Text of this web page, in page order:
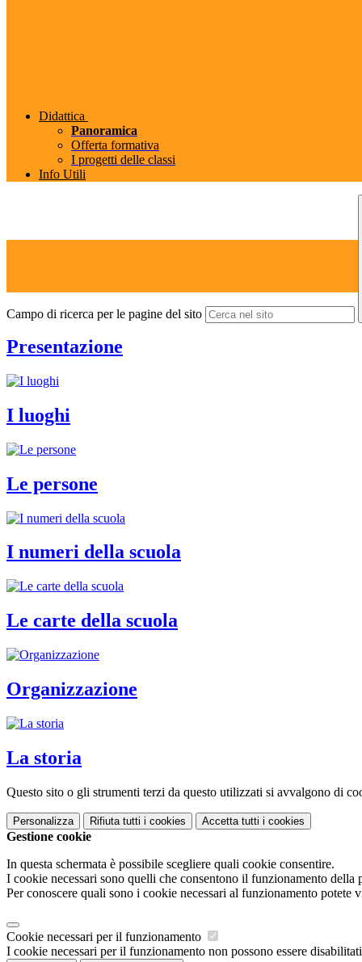
Didattica
Panoramica
Offerta formativa
I progetti delle classi
Info Utili
Campo di ricerca per le pagine del sito
Presentazione
I luoghi
Le persone
I numeri della scuola
Le carte della scuola
Organizzazione
La storia
Questo sito o gli strumenti terzi da questo utilizzati si avvalgono di
Personalizza Rifiuta tutti i cookies Accetta tutti i cookies
Gestione cookie
In questa schermata è possibile scegliere quali cookie consentire.
I cookie necessari sono quelli che consentono il funzionamento
Per conoscere quali sono i cookie necessari al funzionamento potete
Cookie necessari per il funzionamento
I cookie necessari per il funzionamento non possono essere